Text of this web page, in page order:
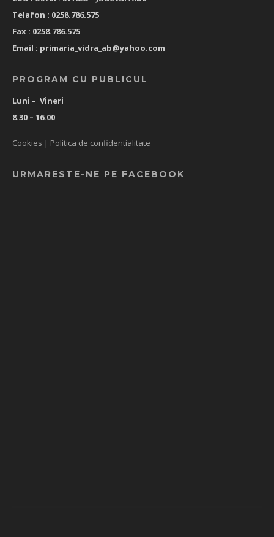
Telafon : 0258.786.575
Fax : 0258.786.575
Email : primaria_vidra_ab@yahoo.com
PROGRAM CU PUBLICUL
Luni – Vineri
8.30 – 16.00
Cookies | Politica de confidentialitate
URMARESTE-NE PE FACEBOOK